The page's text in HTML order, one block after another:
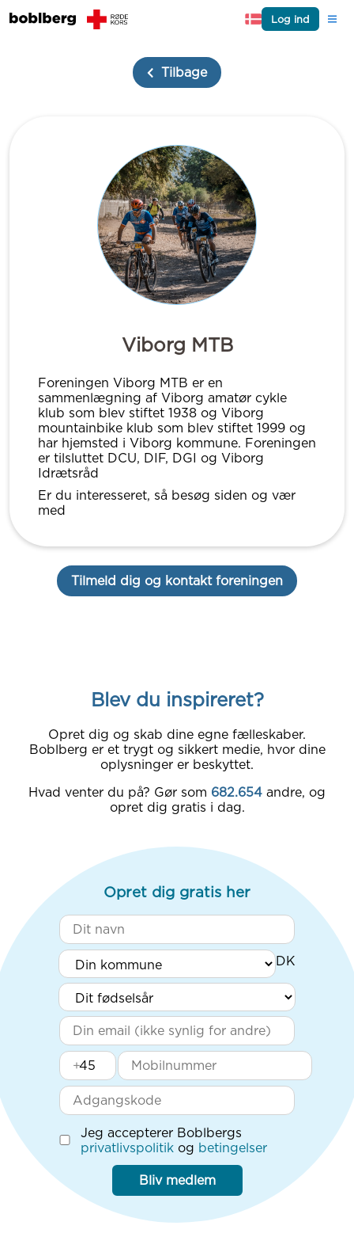
Log ind
Tilbage
Viborg MTB
Foreningen Viborg MTB er en
sammenlægning af Viborg amatør cykle
klub som blev stiftet 1938 og Viborg
mountainbike klub som blev stiftet 1999 og
har hjemsted i Viborg kommune. Foreningen
er tilsluttet DCU, DIF, DGI og Viborg
Idrætsråd
Er du interesseret, så besøg siden og vær
med
Tilmeld dig og kontakt foreningen
Blev du inspireret?
Opret dig og skab dine egne fælleskaber.
Boblberg er et trygt og sikkert medie, hvor dine
oplysninger er beskyttet.
Hvad venter du på? Gør som 682.654 andre, og
opret dig gratis i dag.
Opret dig gratis her
+
Jeg accepterer Boblbergs
privatlivspolitik og betingelser
Bliv medlem